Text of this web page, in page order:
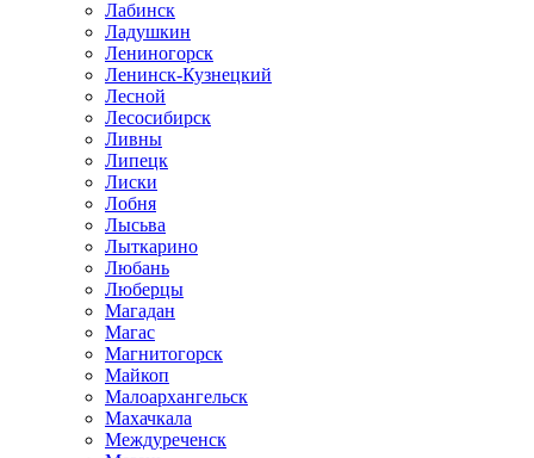
Лабинск
Ладушкин
Лениногорск
Ленинск-Кузнецкий
Лесной
Лесосибирск
Ливны
Липецк
Лиски
Лобня
Лысьва
Лыткарино
Любань
Люберцы
Магадан
Магас
Магнитогорск
Майкоп
Малоархангельск
Махачкала
Междуреченск